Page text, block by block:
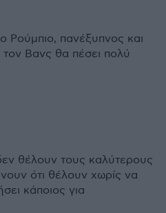
Ρούμπιο, πανέξυπνος και
Βανς θα πέσει πολύ
θέλουν τους καλύτερους
ότι θέλουν χωρίς να
κάποιος για